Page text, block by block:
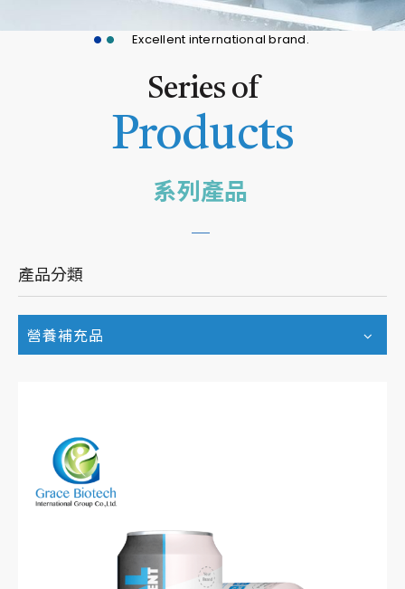
Excellent international brand.
Series of
Products
系列產品
產品分類
營養補充品